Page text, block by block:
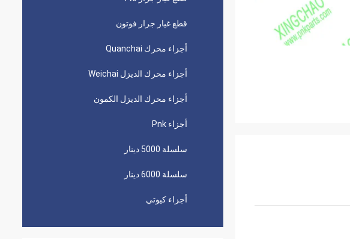
قطع غيار جرار فوتون
أجزاء محرك Quanchai
أجزاء محرك الديزل Weichai
أجزاء محرك الديزل الكمون
أجزاء Pnk
سلسلة 5000 دينار
سلسلة 6000 دينار
أجزاء كيوتي